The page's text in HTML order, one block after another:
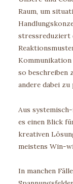
Raum, um
stressreduziert
Kommunikation
so beschreiben
andere dabei
Aus
es einen Blick
kreativen
meistens Win-
In manchen